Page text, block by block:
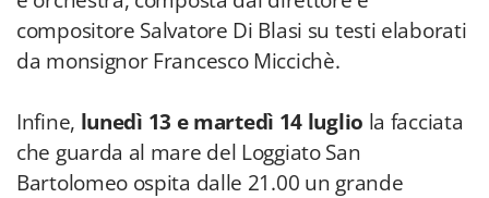
compositore Salvatore Di Blasi su testi elaborati
da monsignor Francesco Miccichè.
Infine, lunedì 13 e martedì 14 luglio la facciata
che guarda al mare del Loggiato San
Bartolomeo ospita dalle 21.00 un grande